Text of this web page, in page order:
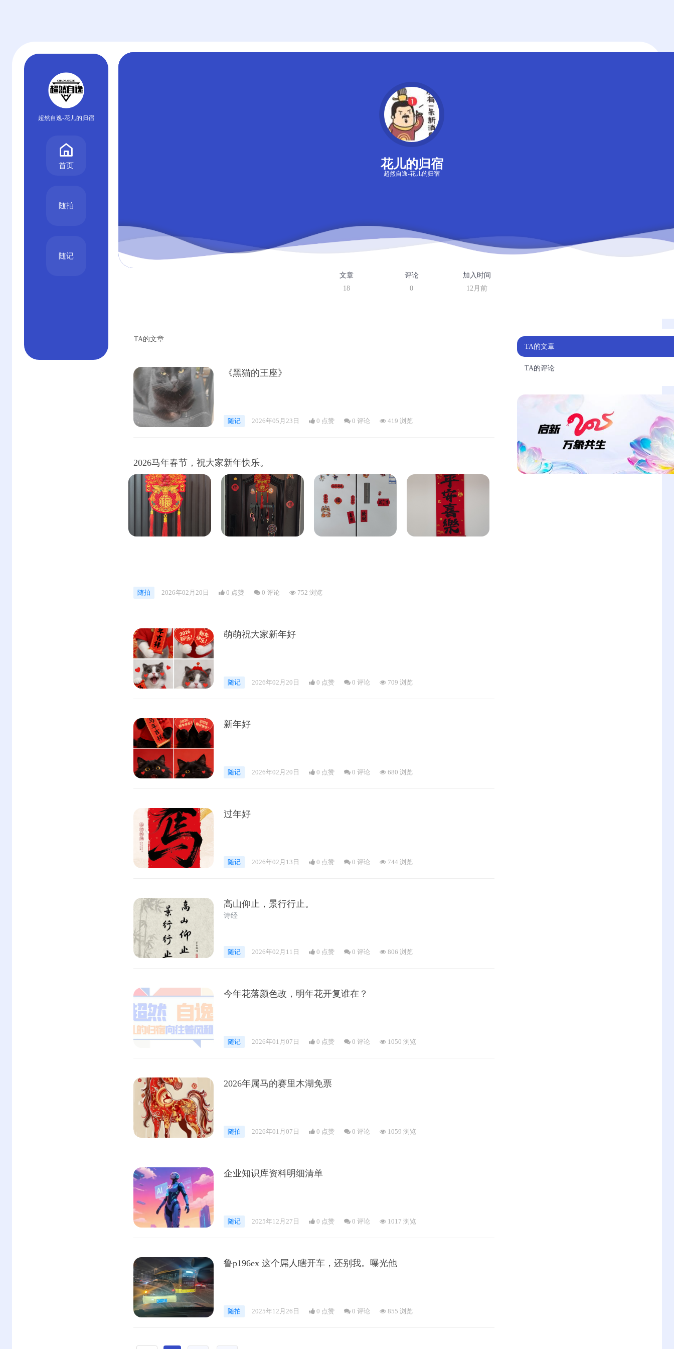
超然自逸-花儿的归宿
首页
随拍
随记
花儿的归宿
超然自逸-花儿的归宿
文章
18
评论
0
加入时间
12月前
TA的文章
《黑猫的王座》
随记 2026年05月23日 0 点赞 0 评论 419 浏览
2026马年春节，祝大家新年快乐。
随拍 2026年02月20日 0 点赞 0 评论 752 浏览
萌萌祝大家新年好
随记 2026年02月20日 0 点赞 0 评论 709 浏览
新年好
随记 2026年02月20日 0 点赞 0 评论 680 浏览
过年好
随记 2026年02月13日 0 点赞 0 评论 744 浏览
高山仰止，景行行止。
诗经
随记 2026年02月11日 0 点赞 0 评论 806 浏览
今年花落颜色改，明年花开复谁在？
随记 2026年01月07日 0 点赞 0 评论 1050 浏览
2026年属马的赛里木湖免票
随拍 2026年01月07日 0 点赞 0 评论 1059 浏览
企业知识库资料明细清单
随记 2025年12月27日 0 点赞 0 评论 1017 浏览
鲁p196ex 这个屌人瞎开车，还别我。曝光他
随拍 2025年12月26日 0 点赞 0 评论 855 浏览
TA的文章
TA的评论